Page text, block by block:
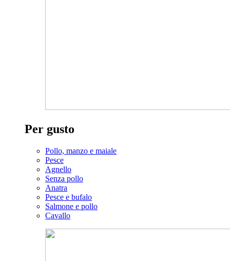
Per gusto
Pollo, manzo e maiale
Pesce
Agnello
Senza pollo
Anatra
Pesce e bufalo
Salmone e pollo
Cavallo